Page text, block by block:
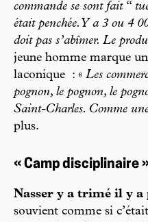
commande se sont fait “
était penchée. Y a 3 ou 4
doit pas s’abîmer. Le
jeune homme marque
laconique : « Les
pognon, le pognon, le
Saint-Charles. Comme
plus.
« Camp disciplinaire
Nasser y a trimé il y a
souvient comme si